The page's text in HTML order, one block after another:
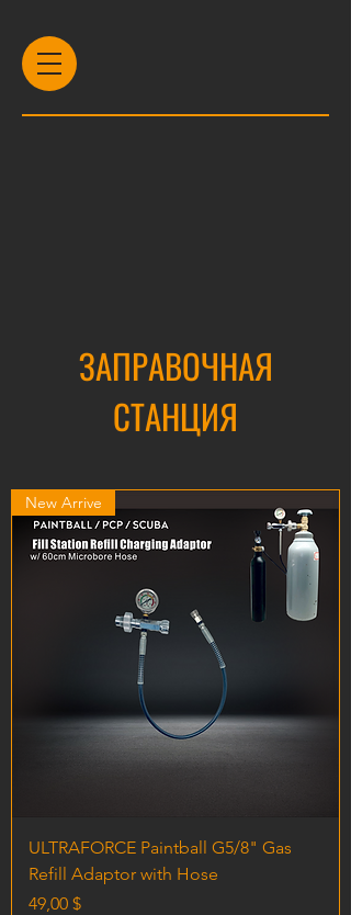
ЗАПРАВОЧНАЯ
СТАНЦИЯ
New Arrive
ULTRAFORCE Paintball G5/8" Gas
Refill Adaptor with Hose
Цена
49,00 $